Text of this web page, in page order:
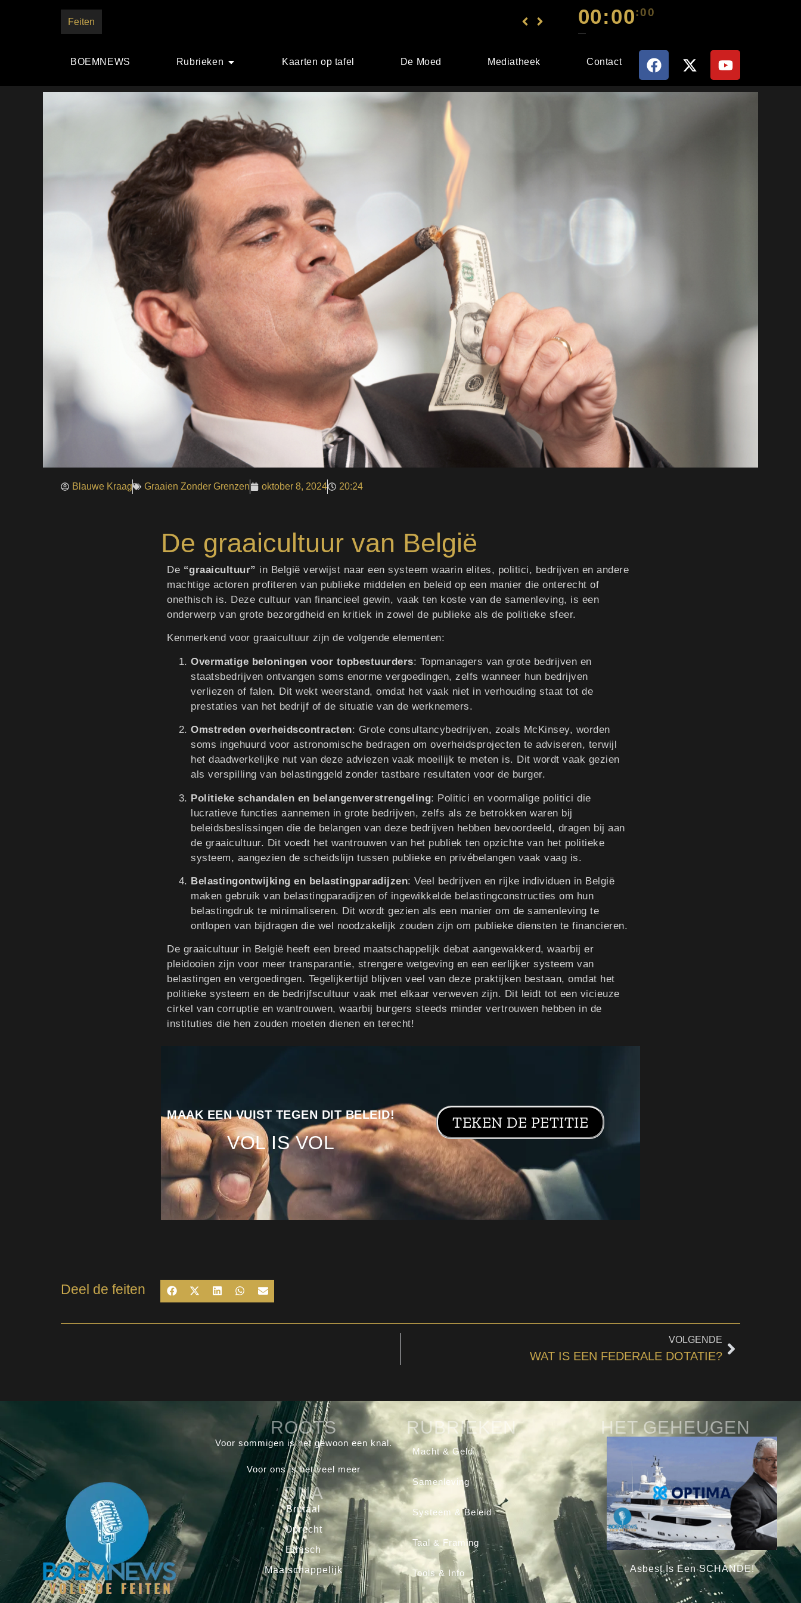
Feiten 00:00:00
—
BOEMNEWS Rubrieken Kaarten op tafel De Moed Mediatheek Contact
Blauwe Kraag Graaien Zonder Grenzen oktober 8, 2024 20:24
De graaicultuur van België
De “graaicultuur” in België verwijst naar een systeem waarin elites, politici, bedrijven en andere
machtige actoren profiteren van publieke middelen en beleid op een manier die onterecht of
onethisch is. Deze cultuur van financieel gewin, vaak ten koste van de samenleving, is een
onderwerp van grote bezorgdheid en kritiek in zowel de publieke als de politieke sfeer.
Kenmerkend voor graaicultuur zijn de volgende elementen:
Overmatige beloningen voor topbestuurders: Topmanagers van grote bedrijven en
staatsbedrijven ontvangen soms enorme vergoedingen, zelfs wanneer hun bedrijven
verliezen of falen. Dit wekt weerstand, omdat het vaak niet in verhouding staat tot de
prestaties van het bedrijf of de situatie van de werknemers.
Omstreden overheidscontracten: Grote consultancybedrijven, zoals McKinsey, worden
soms ingehuurd voor astronomische bedragen om overheidsprojecten te adviseren, terwijl
het daadwerkelijke nut van deze adviezen vaak moeilijk te meten is. Dit wordt vaak gezien
als verspilling van belastinggeld zonder tastbare resultaten voor de burger.
Politieke schandalen en belangenverstrengeling: Politici en voormalige politici die
lucratieve functies aannemen in grote bedrijven, zelfs als ze betrokken waren bij
beleidsbeslissingen die de belangen van deze bedrijven hebben bevoordeeld, dragen bij aan
de graaicultuur. Dit voedt het wantrouwen van het publiek ten opzichte van het politieke
systeem, aangezien de scheidslijn tussen publieke en privébelangen vaak vaag is.
Belastingontwijking en belastingparadijzen: Veel bedrijven en rijke individuen in België
maken gebruik van belastingparadijzen of ingewikkelde belastingconstructies om hun
belastingdruk te minimaliseren. Dit wordt gezien als een manier om de samenleving te
ontlopen van bijdragen die wel noodzakelijk zouden zijn om publieke diensten te financieren.
De graaicultuur in België heeft een breed maatschappelijk debat aangewakkerd, waarbij er
pleidooien zijn voor meer transparantie, strengere wetgeving en een eerlijker systeem van
belastingen en vergoedingen. Tegelijkertijd blijven veel van deze praktijken bestaan, omdat het
politieke systeem en de bedrijfscultuur vaak met elkaar verweven zijn. Dit leidt tot een vicieuze
cirkel van corruptie en wantrouwen, waarbij burgers steeds minder vertrouwen hebben in de
instituties die hen zouden moeten dienen en terecht!
MAAK EEN VUIST TEGEN DIT BELEID!
VOL IS VOL
TEKEN DE PETITIE
Deel de feiten
VOLGENDE
WAT IS EEN FEDERALE DOTATIE?
ROOTS
Voor sommigen is het gewoon een knal.
Voor ons is het veel meer
DNA
Brutaal
Oprecht
Ethisch
Maatschappelijk
RUBRIEKEN
Macht & Geld
Samenleving
Systeem & Beleid
Taal & Framing
Tools & Info
HET GEHEUGEN
Asbest Is Een SCHANDE!